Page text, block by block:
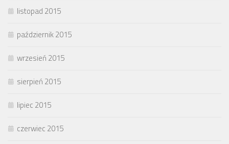
listopad 2015
październik 2015
wrzesień 2015
sierpień 2015
lipiec 2015
czerwiec 2015